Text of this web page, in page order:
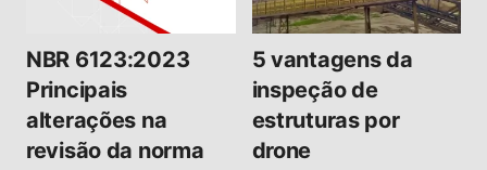
NBR 6123:2023
Principais
alterações na
revisão da norma
5 vantagens da
inspeção de
estruturas por
drone